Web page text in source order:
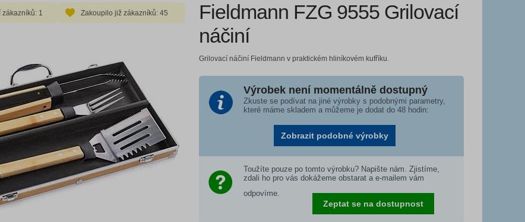
zákazníků: 1 Zakoupilo již zákazníků: 45
Fieldmann FZG 9555 Grilovací
náčiní
Grilovací náčiní Fieldmann v praktickém hliníkovém kufříku.
Výrobek není momentálně dostupný
Zkuste se podívat na jiné výrobky s podobnými parametry,
které máme skladem a můžeme je dodat do 48 hodin:
Zobrazit podobné výrobky
Toužíte pouze po tomto výrobku? Napište nám. Zjistíme,
zdali ho pro vás dokážeme obstarat a e-mailem vám
odpovíme.
Zeptat se na dostupnost